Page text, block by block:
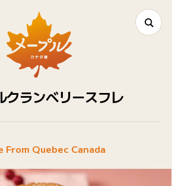
クランベリースフレ
From Quebec Canada